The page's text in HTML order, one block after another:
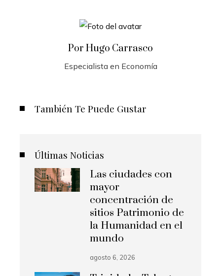
Por Hugo Carrasco
Especialista en Economía
También Te Puede Gustar
Últimas Noticias
Las ciudades con
mayor
concentración de
sitios Patrimonio de
la Humanidad en el
mundo
agosto 6, 2026